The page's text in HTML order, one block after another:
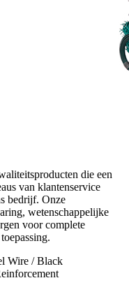
die een
van klantenservice
bedrijf. Onze
wetenschappelijke
voor complete